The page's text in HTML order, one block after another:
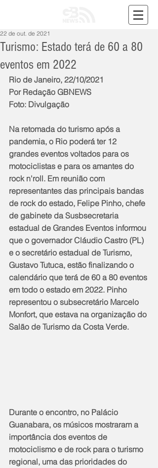
Turismo: Estado terá de 60 a 80
eventos em 2022
22 de out. de 2021
Rio de Janeiro, 22/10/2021
Por Redação GBNEWS
Foto: Divulgação
Na retomada do turismo após a
pandemia, o Rio poderá ter 12
grandes eventos voltados para os
motociclistas e para os amantes do
rock n'roll. Em reunião com
representantes das principais bandas
de rock do estado, Felipe Pinho, chefe
de gabinete da Susbsecretaria
estadual de Grandes Eventos informou
que o governador Cláudio Castro (PL)
e o secretário estadual de Turismo,
Gustavo Tutuca, estão finalizando o
calendário que terá de 60 a 80 eventos
em todo o estado em 2022. Pinho
representou o subsecretário Marcelo
Monfort, que estava na organização do
Salão de Turismo da Costa Verde.
Durante o encontro, no Palácio
Guanabara, os músicos mostraram a
importância dos eventos de
motociclismo e de rock para o turismo
regional, uma das prioridades do